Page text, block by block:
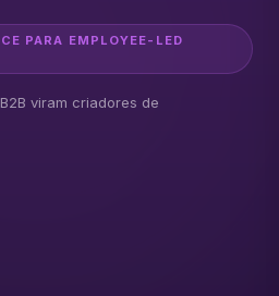
PARA EMPLOYEE-LED
viram criadores de